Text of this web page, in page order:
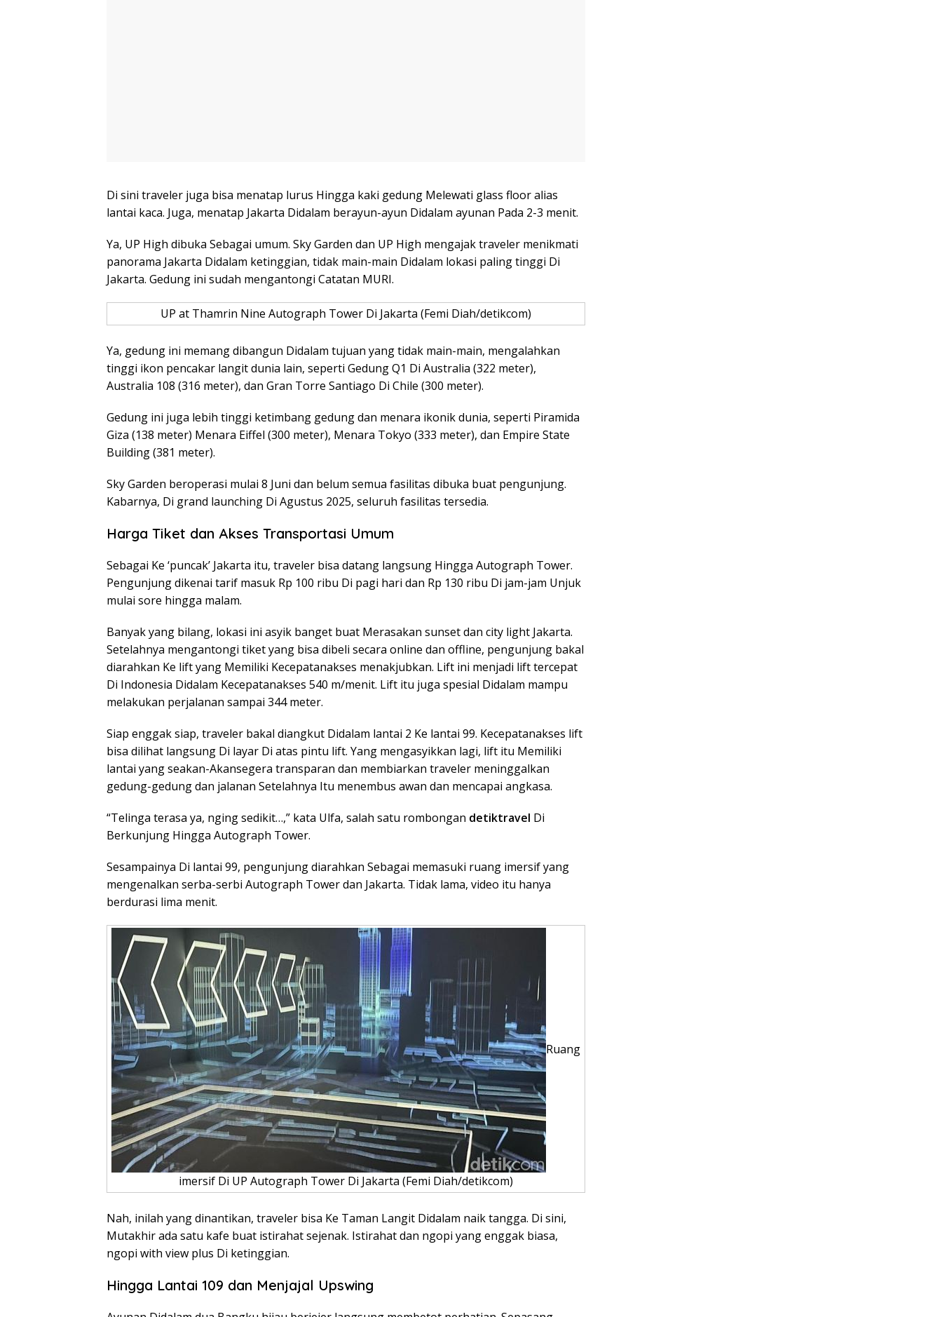
Di sini traveler juga bisa menatap lurus Hingga kaki gedung Melewati glass floor alias
lantai kaca. Juga, menatap Jakarta Didalam berayun-ayun Didalam ayunan Pada 2-3 menit.
Ya, UP High dibuka Sebagai umum. Sky Garden dan UP High mengajak traveler menikmati
panorama Jakarta Didalam ketinggian, tidak main-main Didalam lokasi paling tinggi Di
Jakarta. Gedung ini sudah mengantongi Catatan MURI.
UP at Thamrin Nine Autograph Tower Di Jakarta (Femi Diah/detikcom)
Ya, gedung ini memang dibangun Didalam tujuan yang tidak main-main, mengalahkan
tinggi ikon pencakar langit dunia lain, seperti Gedung Q1 Di Australia (322 meter),
Australia 108 (316 meter), dan Gran Torre Santiago Di Chile (300 meter).
Gedung ini juga lebih tinggi ketimbang gedung dan menara ikonik dunia, seperti Piramida
Giza (138 meter) Menara Eiffel (300 meter), Menara Tokyo (333 meter), dan Empire State
Building (381 meter).
Sky Garden beroperasi mulai 8 Juni dan belum semua fasilitas dibuka buat pengunjung.
Kabarnya, Di grand launching Di Agustus 2025, seluruh fasilitas tersedia.
Harga Tiket dan Akses Transportasi Umum
Sebagai Ke ‘puncak’ Jakarta itu, traveler bisa datang langsung Hingga Autograph Tower.
Pengunjung dikenai tarif masuk Rp 100 ribu Di pagi hari dan Rp 130 ribu Di jam-jam Unjuk
mulai sore hingga malam.
Banyak yang bilang, lokasi ini asyik banget buat Merasakan sunset dan city light Jakarta.
Setelahnya mengantongi tiket yang bisa dibeli secara online dan offline, pengunjung bakal
diarahkan Ke lift yang Memiliki Kecepatanakses menakjubkan. Lift ini menjadi lift tercepat
Di Indonesia Didalam Kecepatanakses 540 m/menit. Lift itu juga spesial Didalam mampu
melakukan perjalanan sampai 344 meter.
Siap enggak siap, traveler bakal diangkut Didalam lantai 2 Ke lantai 99. Kecepatanakses lift
bisa dilihat langsung Di layar Di atas pintu lift. Yang mengasyikkan lagi, lift itu Memiliki
lantai yang seakan-Akansegera transparan dan membiarkan traveler meninggalkan
gedung-gedung dan jalanan Setelahnya Itu menembus awan dan mencapai angkasa.
“Telinga terasa ya, nging sedikit…,” kata Ulfa, salah satu rombongan detiktravel Di
Berkunjung Hingga Autograph Tower.
Sesampainya Di lantai 99, pengunjung diarahkan Sebagai memasuki ruang imersif yang
mengenalkan serba-serbi Autograph Tower dan Jakarta. Tidak lama, video itu hanya
berdurasi lima menit.
Ruang
imersif Di UP Autograph Tower Di Jakarta (Femi Diah/detikcom)
Nah, inilah yang dinantikan, traveler bisa Ke Taman Langit Didalam naik tangga. Di sini,
Mutakhir ada satu kafe buat istirahat sejenak. Istirahat dan ngopi yang enggak biasa,
ngopi with view plus Di ketinggian.
Hingga Lantai 109 dan Menjajal Upswing